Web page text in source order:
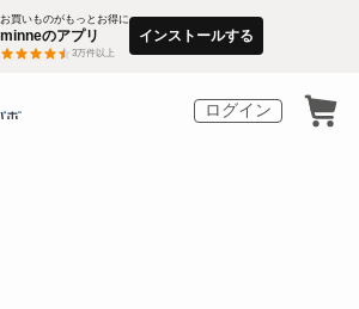
お買いものがもっとお得に
minneのアプリ
3万件以上
インストールする
ログイン